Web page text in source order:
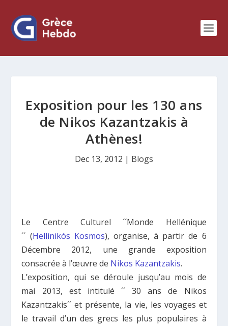
Exposition pour les 130 ans
de Nikos Kazantzakis à
Athènes!
Dec 13, 2012 | Blogs
Le Centre Culturel ´´Monde Hellénique
´´ (Hellinikós Kosmos), organise, à partir de 6
Décembre 2012, une grande exposition
consacrée à l’œuvre de Nikos Kazantzakis.
L’exposition, qui se déroule jusqu’au mois de
mai 2013, est intitulé ´´ 30 ans de Nikos
Kazantzakis´´ et présente, la vie, les voyages et
le travail d’un des grecs les plus populaires à